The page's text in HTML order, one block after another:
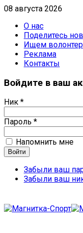
08 августа 2026
О нас
Поделитесь
Ищем
Реклама
Контакты
Войдите в ваш
Ник *
Пароль *
Напомнить мне
Забыли ваш
Забыли ваш